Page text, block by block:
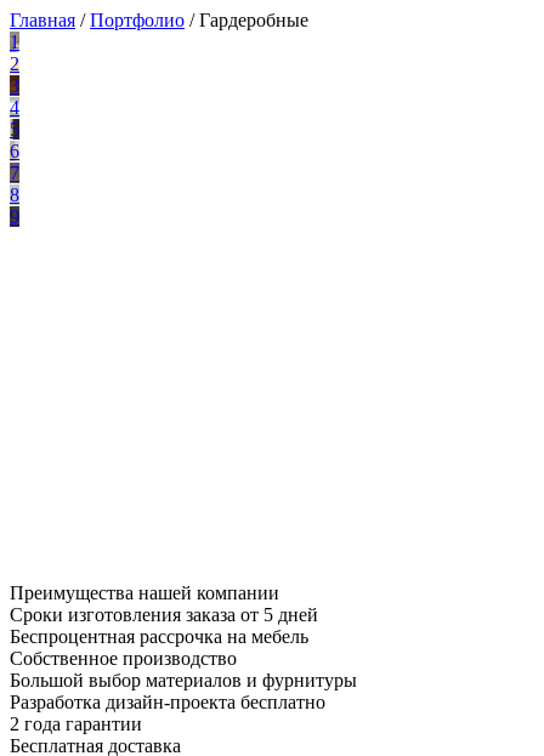
Главная /Портфолио /Гардеробные
1
2
3
4
5
6
7
8
9
Преимущества нашей компании
Сроки изготовления заказа от 5 дней
Беспроцентная рассрочка на мебель
Собственное производство
Большой выбор материалов и фурнитуры
Разработка дизайн-проекта бесплатно
2 года гарантии
Бесплатная доставка